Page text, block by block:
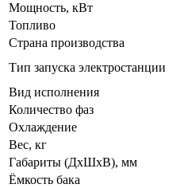
Мощность, кВт
Топливо
Страна производства
Тип запуска электростанции
Вид исполнения
Количество фаз
Охлаждение
Вес, кг
Габариты (ДхШхВ), мм
Ёмкость бака